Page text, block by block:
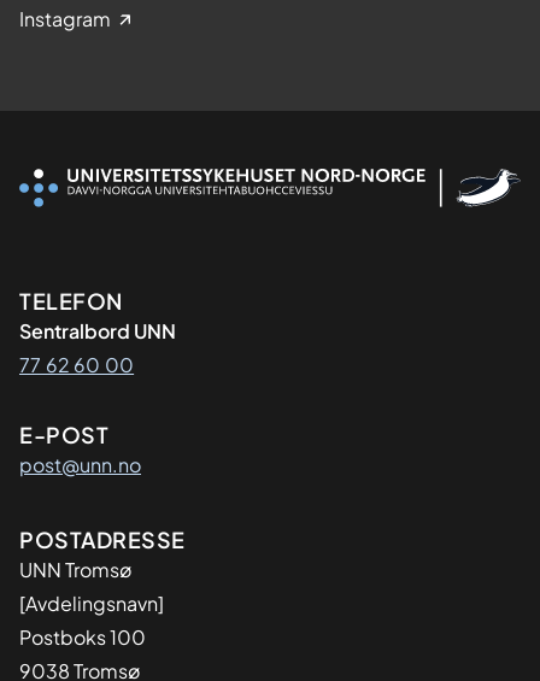
Instagram
Kontaktinformasjon
TELEFON
Sentralbord UNN
77 62 60 00
E-POST
post@unn.no
Adresse
POSTADRESSE
UNN Tromsø
[Avdelingsnavn]
Postboks 100
9038 Tromsø